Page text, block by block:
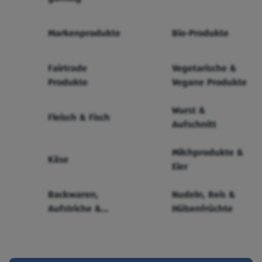
Markenprodukte Bio-Produkte
Fairtrade
Produkte
Vegetarische &
Vegane Produkte
Fleisch & Fisch
Wurst &
Aufschnitt
Käse
Milchprodukte &
Eier
Backwaren,
Aufstriche &
Nudeln, Reis &
Hülsenfrüchte